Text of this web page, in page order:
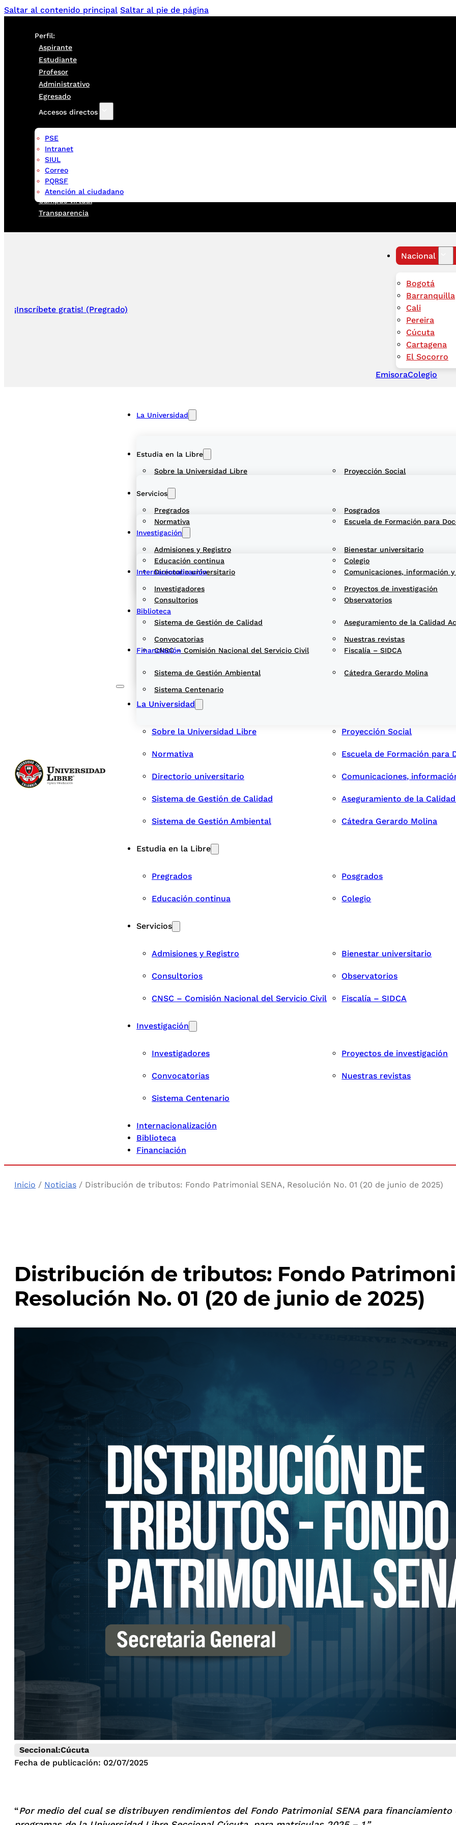
Saltar al contenido principal Saltar al pie de página
Perfil:
Aspirante
Estudiante
Profesor
Administrativo
Egresado
Accesos directos
PSE
Intranet
SIUL
Correo
PQRSF
Atención al ciudadano
Campus virtual
Transparencia
¡Inscríbete gratis! (Pregrado)
Nacional
Bogotá
Barranquilla
Cali
Pereira
Cúcuta
Cartagena
El Socorro
EmisoraColegio
La Universidad
Sobre la Universidad Libre Proyección Social
Normativa Escuela de Formación para
Directorio universitario Comunicaciones, información y
Sistema de Gestión de Calidad Aseguramiento de la Calidad
Sistema de Gestión Ambiental Cátedra Gerardo Molina
Estudia en la Libre
Pregrados Posgrados
Educación continua Colegio
Servicios
Admisiones y Registro Bienestar universitario
Consultorios Observatorios
CNSC – Comisión Nacional del Servicio Civil Fiscalía – SIDCA
Investigación
Investigadores Proyectos de investigación
Convocatorias Nuestras revistas
Sistema Centenario
Internacionalización
Biblioteca
Financiación
La Universidad
Sobre la Universidad Libre Proyección Social
Normativa Escuela de Formación para
Directorio universitario Comunicaciones,
Sistema de Gestión de Calidad Aseguramiento de la
Sistema de Gestión Ambiental Cátedra Gerardo Molina
Estudia en la Libre
Pregrados Posgrados
Educación continua Colegio
Servicios
Admisiones y Registro Bienestar universitario
Consultorios Observatorios
CNSC – Comisión Nacional del Servicio Civil Fiscalía – SIDCA
Investigación
Investigadores Proyectos de investigación
Convocatorias Nuestras revistas
Sistema Centenario
Internacionalización
Biblioteca
Financiación
Inicio / Noticias / Distribución de tributos: Fondo Patrimonial SENA, Resolución No. 01 (20 de junio de 2025)
Distribución de tributos: Fondo
Resolución No. 01 (20 de junio de 2025)
Seccional:Cúcuta
Fecha de publicación: 02/07/2025
“Por medio del cual se distribuyen rendimientos del Fondo Patrimonial SENA para